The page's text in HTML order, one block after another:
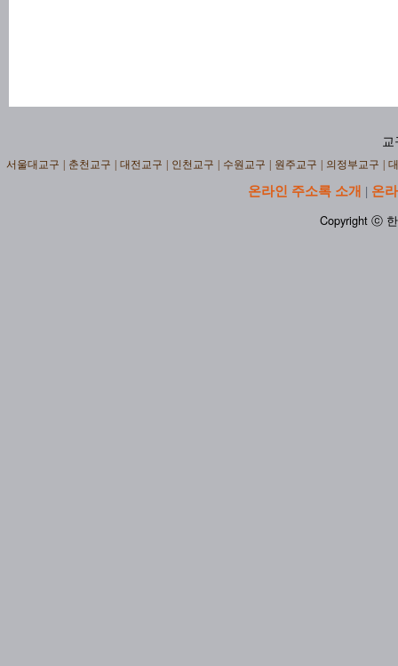
교
서울대교구 춘천교구 대전교구 인천교구 수원교구 원주교구 의정부교구
온라인 주소록 소개 | 온
Copyright ⓒ